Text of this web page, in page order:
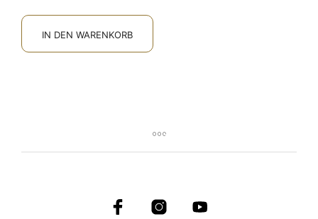
IN DEN WARENKORB